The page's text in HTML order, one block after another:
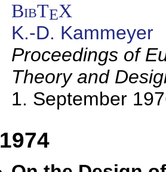
BibTEX
K.-D. Kammeyer
Proceedings of
Theory and
1. September
1974